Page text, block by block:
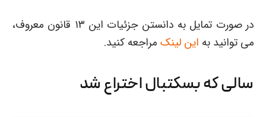
در صورت تمایل به دانستن جزئیات این ۱۳ قانون معروف،
می توانید به این لینک مراجعه کنید.
سالی که بسکتبال اختراع شد